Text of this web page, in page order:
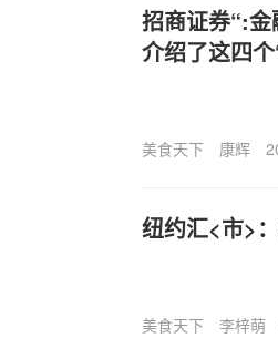
招商证券“:
介绍了这四
美食天下 康辉
纽约汇<市>
美食天下 李梓萌